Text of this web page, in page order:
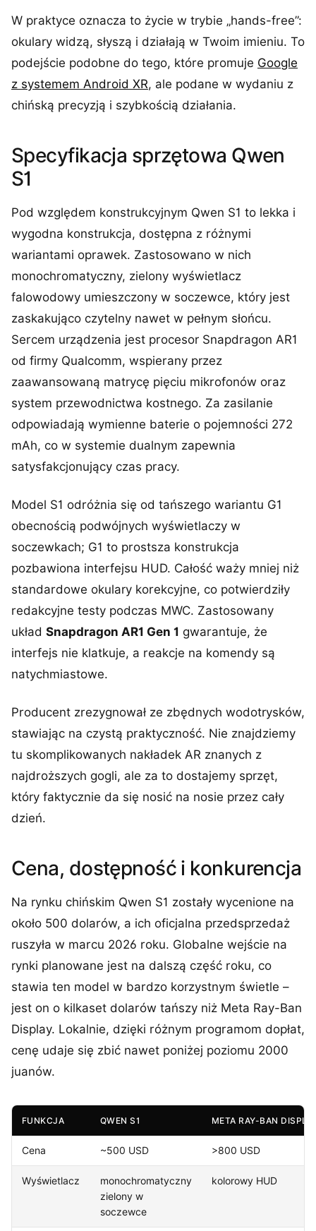
W praktyce oznacza to życie w trybie „hands-free”:
okulary widzą, słyszą i działają w Twoim imieniu. To
podejście podobne do tego, które promuje Google
z systemem Android XR, ale podane w wydaniu z
chińską precyzją i szybkością działania.
Specyfikacja sprzętowa Qwen
S1
Pod względem konstrukcyjnym Qwen S1 to lekka i
wygodna konstrukcja, dostępna z różnymi
wariantami oprawek. Zastosowano w nich
monochromatyczny, zielony wyświetlacz
falowodowy umieszczony w soczewce, który jest
zaskakująco czytelny nawet w pełnym słońcu.
Sercem urządzenia jest procesor Snapdragon AR1
od firmy Qualcomm, wspierany przez
zaawansowaną matrycę pięciu mikrofonów oraz
system przewodnictwa kostnego. Za zasilanie
odpowiadają wymienne baterie o pojemności 272
mAh, co w systemie dualnym zapewnia
satysfakcjonujący czas pracy.
Model S1 odróżnia się od tańszego wariantu G1
obecnością podwójnych wyświetlaczy w
soczewkach; G1 to prostsza konstrukcja
pozbawiona interfejsu HUD. Całość waży mniej niż
standardowe okulary korekcyjne, co potwierdziły
redakcyjne testy podczas MWC. Zastosowany
układ Snapdragon AR1 Gen 1 gwarantuje, że
interfejs nie klatkuje, a reakcje na komendy są
natychmiastowe.
Producent zrezygnował ze zbędnych wodotrysków,
stawiając na czystą praktyczność. Nie znajdziemy
tu skomplikowanych nakładek AR znanych z
najdroższych gogli, ale za to dostajemy sprzęt,
który faktycznie da się nosić na nosie przez cały
dzień.
Cena, dostępność i konkurencja
Na rynku chińskim Qwen S1 zostały wycenione na
około 500 dolarów, a ich oficjalna przedsprzedaż
ruszyła w marcu 2026 roku. Globalne wejście na
rynki planowane jest na dalszą część roku, co
stawia ten model w bardzo korzystnym świetle –
jest on o kilkaset dolarów tańszy niż Meta Ray-Ban
Display. Lokalnie, dzięki różnym programom dopłat,
cenę udaje się zbić nawet poniżej poziomu 2000
juanów.
FUNKCJA QWEN S1 META RAY-BAN
Cena ~500 USD >800 USD
Wyświetlacz
monochromatyczny
zielony w
soczewce
kolorowy HUD